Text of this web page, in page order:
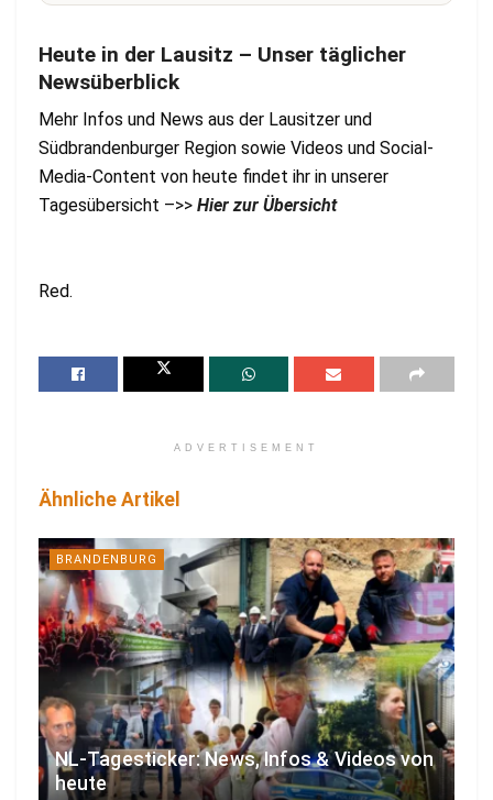
Heute in der Lausitz – Unser täglicher
Newsüberblick
Mehr Infos und News aus der Lausitzer und
Südbrandenburger Region sowie Videos und Social-
Media-Content von heute findet ihr in unserer
Tagesübersicht –>> Hier zur Übersicht
Red.
ADVERTISEMENT
Ähnliche Artikel
BRANDENBURG
NL-Tagesticker: News, Infos & Videos von
heute